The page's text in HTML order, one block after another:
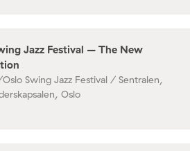
Jazz Festival – The New
Oslo Swing Jazz Festival / Sentralen,
Oslo